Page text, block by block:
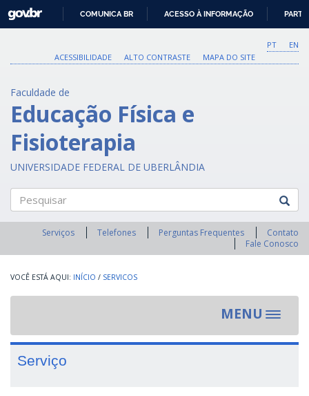
O
CONTEÚDO
GOVBR
COMUNICA BR ACESSO À INFORMAÇÃO
PT
EN
ACESSIBILIDADE
ALTO CONTRASTE MAPA DO SITE
Faculdade de
Educação Física e
Fisioterapia
UNIVERSIDADE FEDERAL DE UBERLÂNDIA
Pesquisar
Serviços Telefones Perguntas Frequentes
Contato
Fale Conosco
INÍCIO / SERVICOS
MENU
Toggle
Serviço